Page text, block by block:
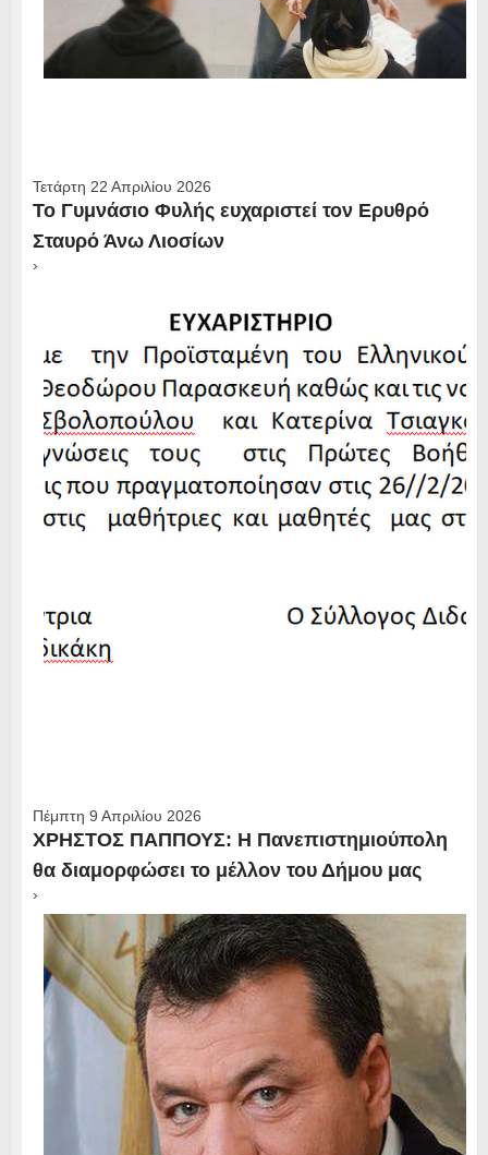
Τετάρτη 22 Απριλίου 2026
Το Γυμνάσιο Φυλής ευχαριστεί τον Ερυθρό
Σταυρό Άνω Λιοσίων
›
Πέμπτη 9 Απριλίου 2026
ΧΡΗΣΤΟΣ ΠΑΠΠΟΥΣ: Η Πανεπιστημιούπολη
θα διαμορφώσει το μέλλον του Δήμου μας
›